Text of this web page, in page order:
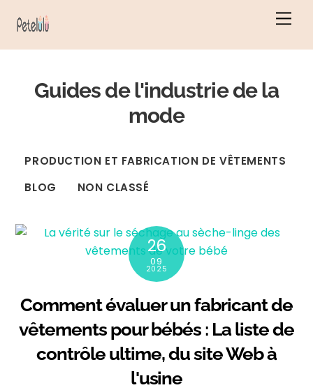
Guides de l'industrie de la
mode
PRODUCTION ET FABRICATION DE VÊTEMENTS
BLOG
NON CLASSÉ
26
09
2025
Comment évaluer un fabricant de
vêtements pour bébés : La liste de
contrôle ultime, du site Web à
l'usine